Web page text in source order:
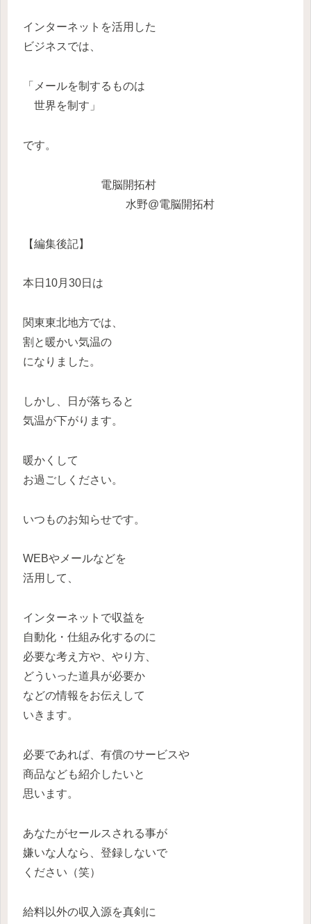
インターネットを活用した
ビジネスでは、
「メールを制するものは
世界を制す」
です。
電脳開拓村
水野@電脳開拓村
【編集後記】
本日10月30日は
関東東北地方では、
割と暖かい気温の
になりました。
しかし、日が落ちると
気温が下がります。
暖かくして
お過ごしください。
いつものお知らせです。
WEBやメールなどを
活用して、
インターネットで収益を
自動化・仕組み化するのに
必要な考え方や、やり方、
どういった道具が必要か
などの情報をお伝えして
いきます。
必要であれば、有償のサービスや
商品なども紹介したいと
思います。
あなたがセールスされる事が
嫌いな人なら、登録しないで
ください（笑）
給料以外の収入源を真剣に